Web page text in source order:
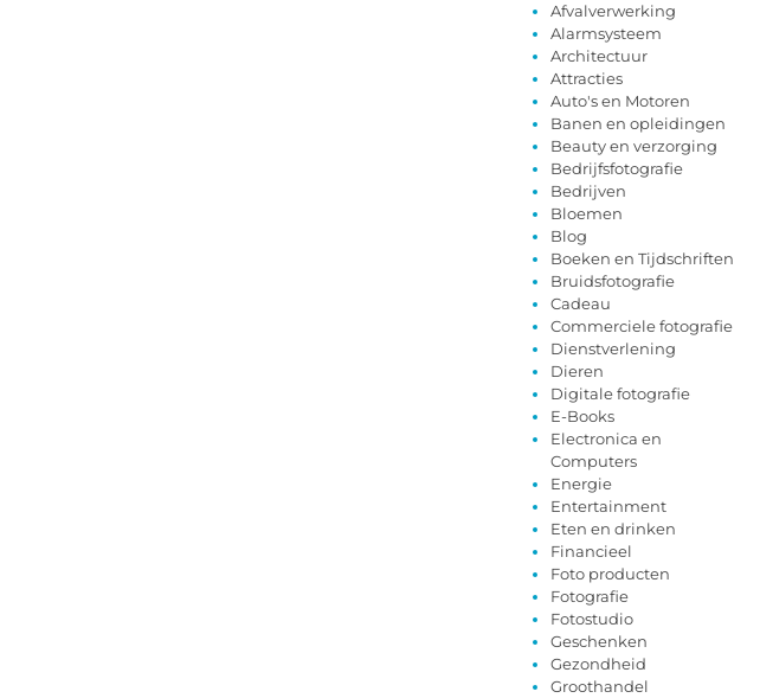
Afvalverwerking
Alarmsysteem
Architectuur
Attracties
Auto's en Motoren
Banen en opleidingen
Beauty en verzorging
Bedrijfsfotografie
Bedrijven
Bloemen
Blog
Boeken en Tijdschriften
Bruidsfotografie
Cadeau
Commerciele fotografie
Dienstverlening
Dieren
Digitale fotografie
E-Books
Electronica en
Computers
Energie
Entertainment
Eten en drinken
Financieel
Foto producten
Fotografie
Fotostudio
Geschenken
Gezondheid
Groothandel